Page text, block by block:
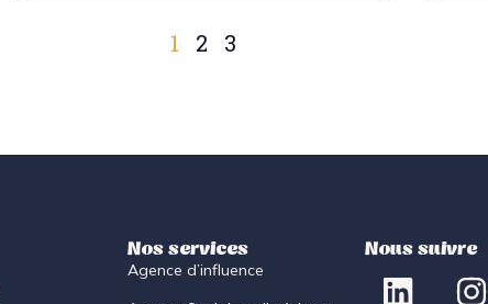
1 2 3
Nos services
Agence d’influence
Nous suivre